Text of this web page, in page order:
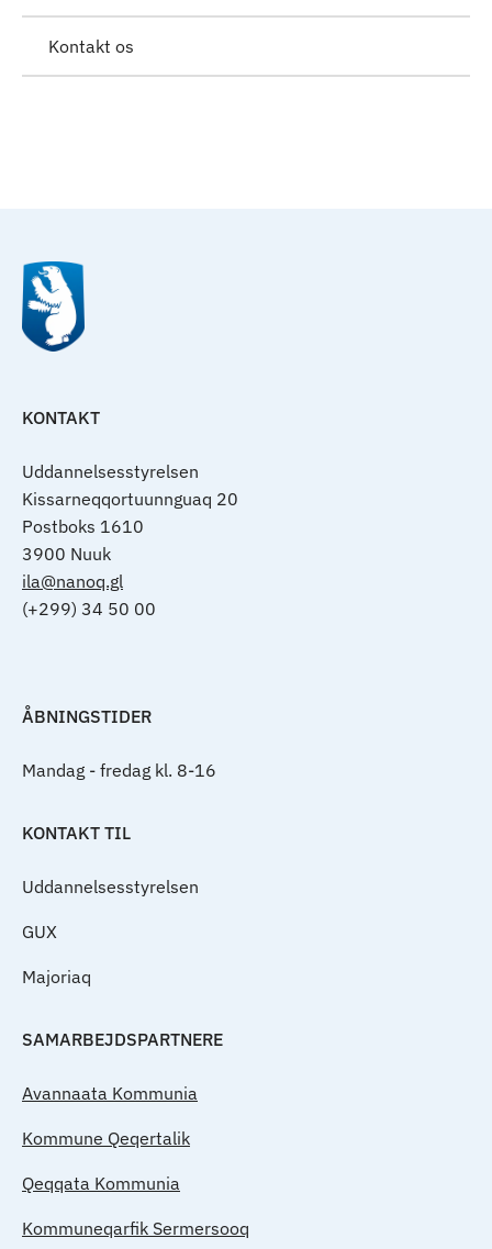
Kontakt os
KONTAKT
Uddannelsesstyrelsen
Kissarneqqortuunnguaq 20
Postboks 1610
3900 Nuuk
ila@nanoq.gl
(+299) 34 50 00
ÅBNINGSTIDER
Mandag - fredag kl. 8-16
KONTAKT TIL
Uddannelsesstyrelsen
GUX
Majoriaq
SAMARBEJDSPARTNERE
Avannaata Kommunia
Kommune Qeqertalik
Qeqqata Kommunia
Kommuneqarfik Sermersooq